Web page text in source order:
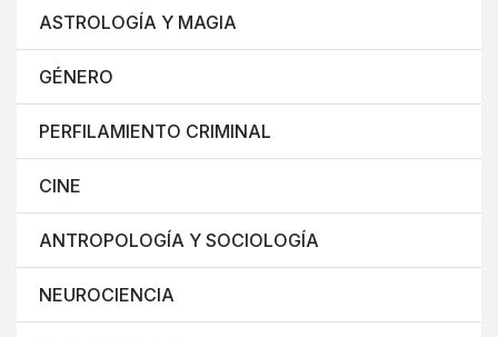
ASTROLOGÍA Y MAGIA
GÉNERO
PERFILAMIENTO CRIMINAL
CINE
ANTROPOLOGÍA Y SOCIOLOGÍA
NEUROCIENCIA